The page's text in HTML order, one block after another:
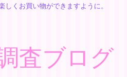
くお買い物ができますように。
査ブログ